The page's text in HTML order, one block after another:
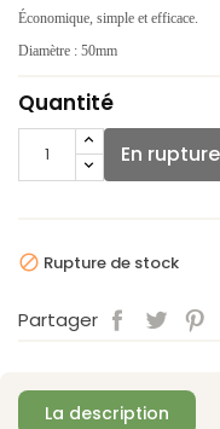
Économique, simple et efficace.
Diamètre : 50mm
Quantité
En
 Rupture de stock
Partager
La description